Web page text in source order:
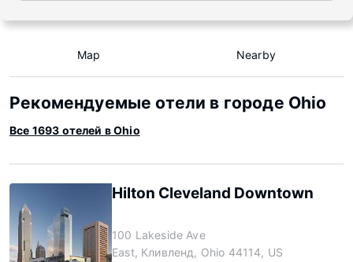
Map Nearby
Рекомендуемые отели в городе Ohio
Все 1693 отелей в Ohio
Hilton Cleveland Downtown
100 Lakeside Ave
East, Кливленд, Ohio 44114, US